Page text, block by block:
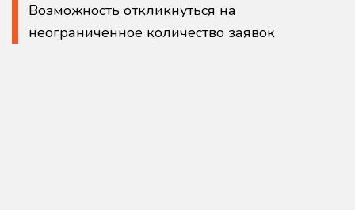
Возможность откликнуться на
неограниченное количество заявок